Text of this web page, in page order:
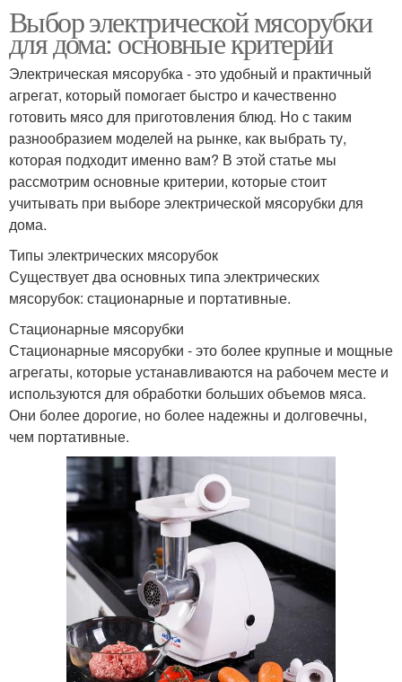
Выбор электрической мясорубки
для дома: основные критерии
Электрическая мясорубка - это удобный и практичный
агрегат, который помогает быстро и качественно
готовить мясо для приготовления блюд. Но с таким
разнообразием моделей на рынке, как выбрать ту,
которая подходит именно вам? В этой статье мы
рассмотрим основные критерии, которые стоит
учитывать при выборе электрической мясорубки для
дома.
Типы электрических мясорубок
Существует два основных типа электрических
мясорубок: стационарные и портативные.
Стационарные мясорубки
Стационарные мясорубки - это более крупные и мощные
агрегаты, которые устанавливаются на рабочем месте и
используются для обработки больших объемов мяса.
Они более дорогие, но более надежны и долговечны,
чем портативные.